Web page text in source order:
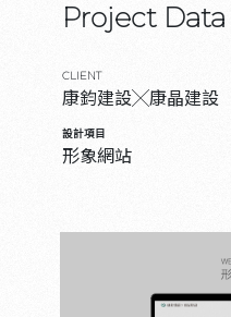
Project Data
CLIENT
康鈞建設╳康晶建設
設計項目
形象網站